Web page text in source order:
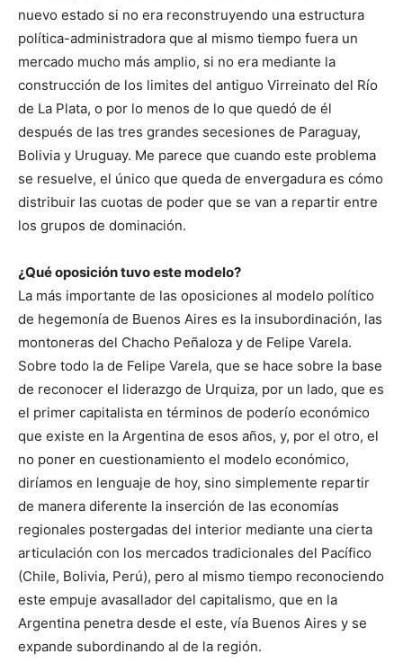
nuevo estado si no era reconstruyendo una estructura
política-administradora que al mismo tiempo fuera un
mercado mucho más amplio, si no era mediante la
construcción de los limites del antiguo Virreinato del Río
de La Plata, o por lo menos de lo que quedó de él
después de las tres grandes secesiones de Paraguay,
Bolivia y Uruguay. Me parece que cuando este problema
se resuelve, el único que queda de envergadura es cómo
distribuir las cuotas de poder que se van a repartir entre
los grupos de dominación.
¿Qué oposición tuvo este modelo?
La más importante de las oposiciones al modelo político
de hegemonía de Buenos Aires es la insubordinación, las
montoneras del Chacho Peñaloza y de Felipe Varela.
Sobre todo la de Felipe Varela, que se hace sobre la base
de reconocer el liderazgo de Urquiza, por un lado, que es
el primer capitalista en términos de poderío económico
que existe en la Argentina de esos años, y, por el otro, el
no poner en cuestionamiento el modelo económico,
diríamos en lenguaje de hoy, sino simplemente repartir
de manera diferente la inserción de las economías
regionales postergadas del interior mediante una cierta
articulación con los mercados tradicionales del Pacífico
(Chile, Bolivia, Perú), pero al mismo tiempo reconociendo
este empuje avasallador del capitalismo, que en la
Argentina penetra desde el este, vía Buenos Aires y se
expande subordinando al de la región.